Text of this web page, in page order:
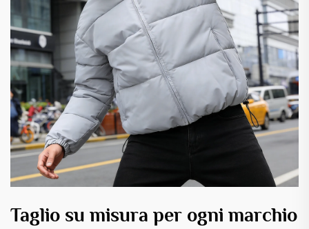
Taglio su misura per ogni marchio